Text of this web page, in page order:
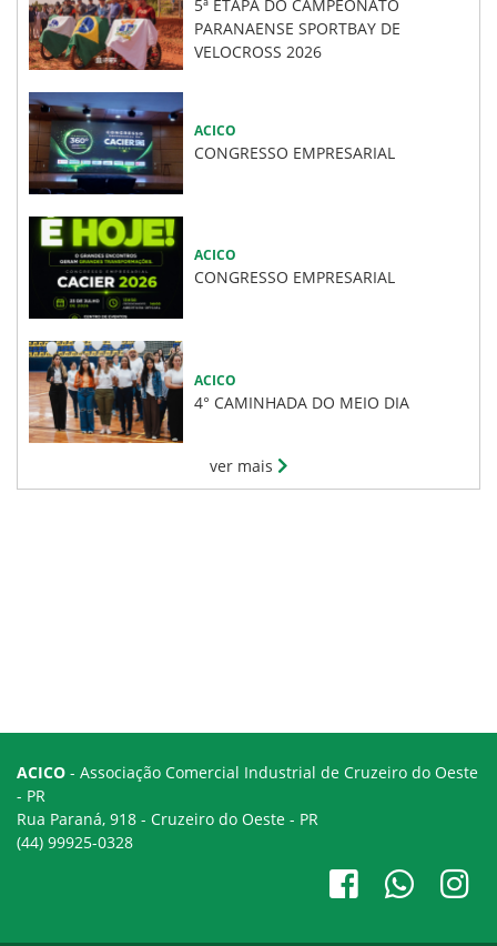
5ª ETAPA DO CAMPEONATO
PARANAENSE SPORTBAY DE
VELOCROSS 2026
ACICO
CONGRESSO EMPRESARIAL
ACICO
CONGRESSO EMPRESARIAL
ACICO
4° CAMINHADA DO MEIO DIA
ver mais
ACICO - Associação Comercial Industrial de Cruzeiro do Oeste
- PR
Rua Paraná, 918 - Cruzeiro do Oeste - PR
(44) 99925-0328